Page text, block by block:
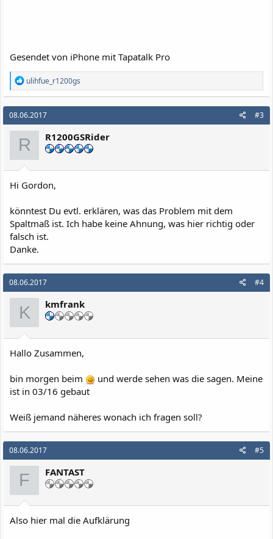
Gesendet von iPhone mit Tapatalk Pro
R
e
a
k
t
i
o
n
e
n
ulihfue_r1200gs
08.06.2017 #3
R R1200GSRider
Hi Gordon,
könntest Du evtl. erklären, was das Problem mit dem
Spaltmaß ist. Ich habe keine Ahnung, was hier richtig oder
falsch ist.
Danke.
08.06.2017 #4
K kmfrank
Hallo Zusammen,
bin morgen beim
und werde sehen was die sagen. Meine
ist in 03/16 gebaut
Weiß jemand näheres wonach ich fragen soll?
08.06.2017 #5
F FANTAST
Also hier mal die Aufklärung